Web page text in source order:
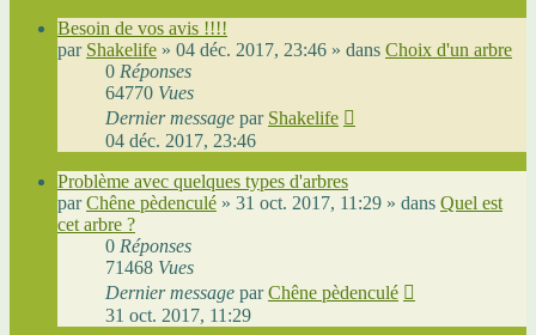
Besoin de vos avis !!!!
par Shakelife » 04 déc. 2017, 23:46 » dans Choix d'un arbre
0 Réponses
64770 Vues
Dernier message par Shakelife
04 déc. 2017, 23:46
Problème avec quelques types d'arbres
parChêne pèdenculé » 31 oct. 2017, 11:29 » dans Quel est
cet arbre ?
0 Réponses
71468 Vues
Dernier message parChêne pèdenculé
31 oct. 2017, 11:29